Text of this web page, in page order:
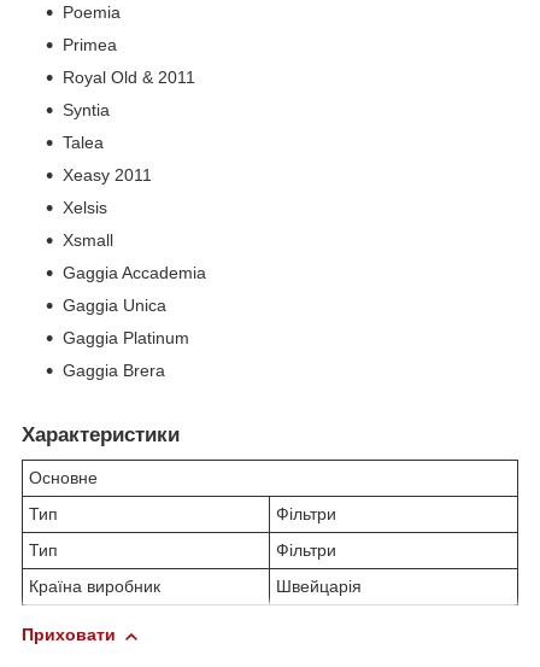
Poemia
Primea
Royal Old & 2011
Syntia
Talea
Xeasy 2011
Xelsis
Xsmall
Gaggia Accademia
Gaggia Unica
Gaggia Platinum
Gaggia Brera
Характеристики
Основне
Тип
Фільтри
Тип
Фільтри
Країна виробник
Швейцарія
Приховати